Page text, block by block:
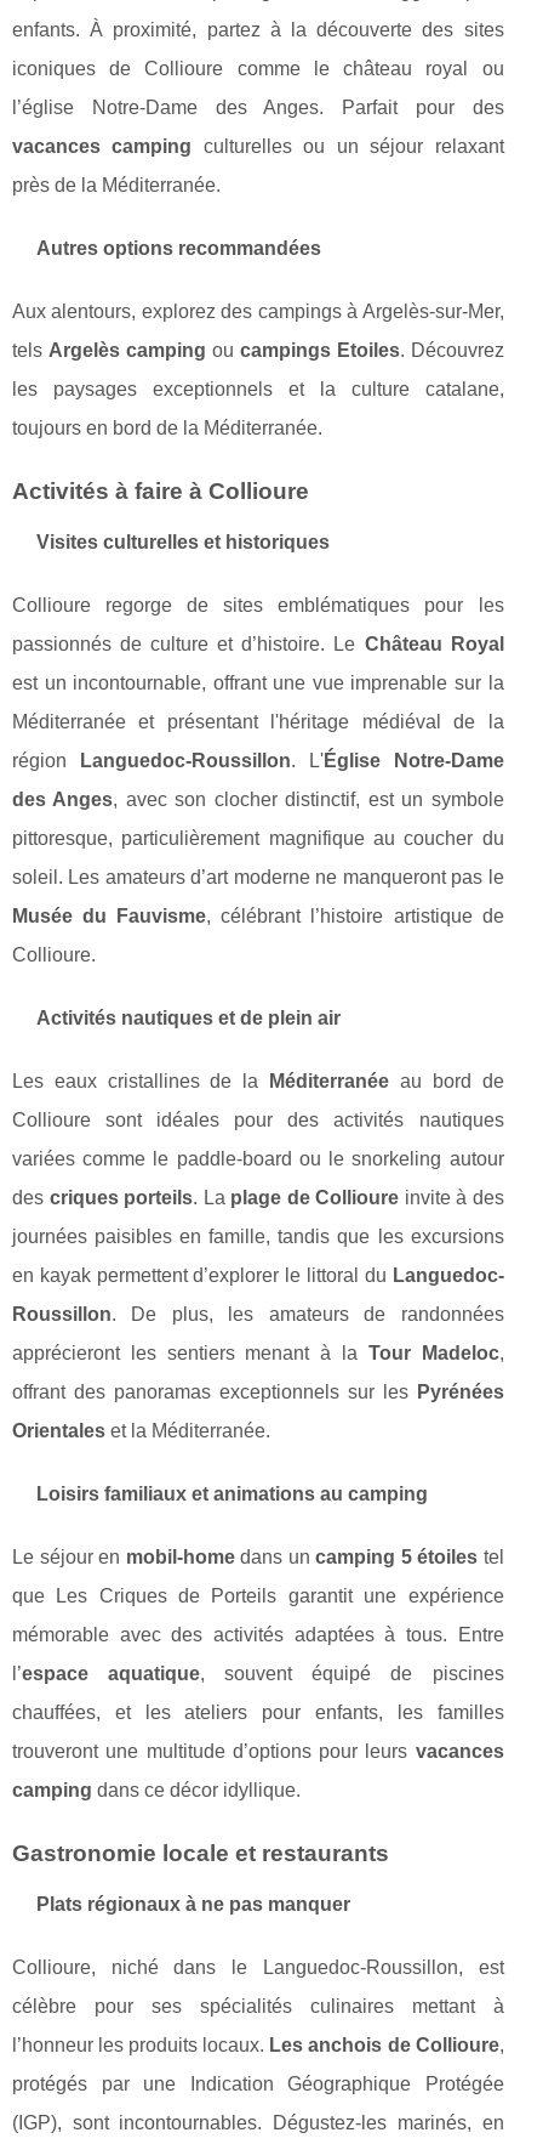
enfants. À proximité, partez à la découverte des sites
iconiques de Collioure comme le château royal ou
l’église Notre-Dame des Anges. Parfait pour des
vacances camping culturelles ou un séjour relaxant
près de la Méditerranée.
Autres options recommandées
Aux alentours, explorez des campings à Argelès-sur-Mer,
tels Argelès camping ou campings Etoiles. Découvrez
les paysages exceptionnels et la culture catalane,
toujours en bord de la Méditerranée.
Activités à faire à Collioure
Visites culturelles et historiques
Collioure regorge de sites emblématiques pour les
passionnés de culture et d’histoire. Le Château Royal
est un incontournable, offrant une vue imprenable sur la
Méditerranée et présentant l'héritage médiéval de la
région
Languedoc-Roussillon. L'Église Notre-Dame
des Anges, avec son clocher distinctif, est un symbole
pittoresque, particulièrement magnifique au coucher du
soleil. Les amateurs d’art moderne ne manqueront pas le
Musée du Fauvisme, célébrant l’histoire artistique de
Collioure.
Activités nautiques et de plein air
Les eaux cristallines de la Méditerranée au bord de
Collioure sont idéales pour des activités nautiques
variées comme le paddle-board ou le snorkeling autour
des criques porteils. La plage de Collioure invite à des
journées paisibles en famille, tandis que les excursions
en kayak permettent d’explorer le littoral du Languedoc-
Roussillon. De plus, les amateurs de randonnées
apprécieront les sentiers menant à la Tour Madeloc,
offrant des panoramas exceptionnels sur les Pyrénées
Orientales et la Méditerranée.
Loisirs familiaux et animations au camping
Le séjour en mobil-homedans uncamping 5 étoiles tel
que Les Criques de Porteils garantit une expérience
mémorable avec des activités adaptées à tous. Entre
l’espace aquatique, souvent équipé de piscines
chauffées, et les ateliers pour enfants, les familles
trouveront une multitude d’options pour leurs vacances
camping dans ce décor idyllique.
Gastronomie locale et restaurants
Plats régionaux à ne pas manquer
Collioure, niché dans le Languedoc-Roussillon, est
célèbre pour ses spécialités culinaires mettant à
l’honneur les produits locaux. Les anchois de Collioure,
protégés par une Indication Géographique Protégée
(IGP), sont incontournables. Dégustez-les marinés, en